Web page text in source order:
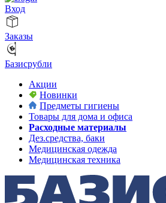
Вход
Заказы
Базисрубли
Акции
Новинки
Предметы гигиены
Товары для дома и офиса
Расходные материалы
Дез.средства, баки
Медицинская одежда
Медицинская техника